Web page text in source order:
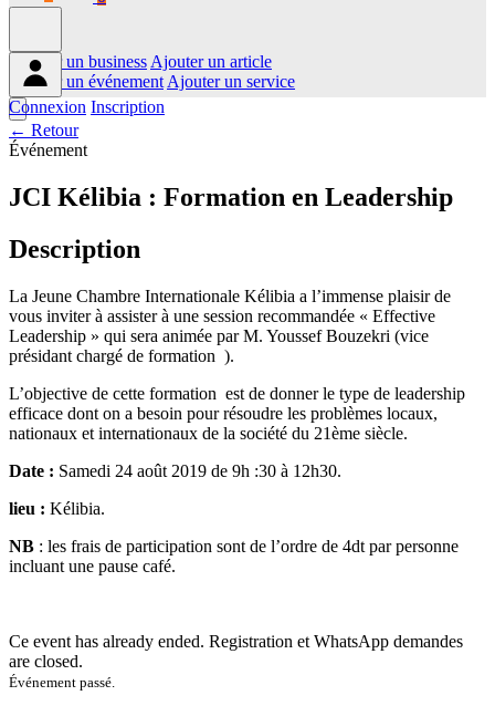
Ajouter un business Ajouter un article
Ajouter un événement Ajouter un service
Connexion Inscription
← Retour
Événement
JCI Kélibia : Formation en Leadership
Description
La Jeune Chambre Internationale Kélibia a l’immense plaisir de
vous inviter à assister à une session recommandée « Effective
Leadership » qui sera animée par M. Youssef Bouzekri (vice
présidant chargé de formation ).
L’objective de cette formation est de donner le type de leadership
efficace dont on a besoin pour résoudre les problèmes locaux,
nationaux et internationaux de la société du 21ème siècle.
Date : Samedi 24 août 2019 de 9h :30 à 12h30.
lieu : Kélibia.
NB : les frais de participation sont de l’ordre de 4dt par personne
incluant une pause café.
Ce event has already ended. Registration et WhatsApp demandes
are closed.
Événement passé.